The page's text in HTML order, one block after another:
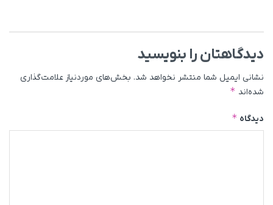
دیدگاهتان را بنویسید
نشانی ایمیل شما منتشر نخواهد شد. بخش‌های موردنیاز علامت‌گذاری
شده‌اند *
دیدگاه *